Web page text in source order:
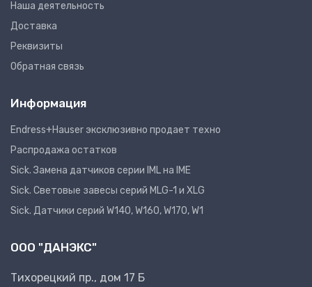
Наша деятельность
Доставка
Реквизиты
Обратная связь
Информация
Endress+Hauser эксклюзивно продает техно
Распродажа остатков
Sick. Замена датчиков серии IML на IME
Sick. Световые завесы серий MLG-1 и XLG
Sick. Датчики серий W140, W160, W170, W1
ООО "ДАНЭКС"
Тихорецкий пр., дом 17 Б